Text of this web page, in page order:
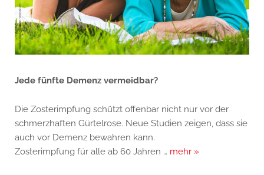
Jede fünfte Demenz vermeidbar?
Die Zosterimpfung schützt offenbar nicht nur vor der
schmerzhaften Gürtelrose. Neue Studien zeigen, dass sie
auch vor Demenz bewahren kann.
Zosterimpfung für alle ab 60 Jahren … mehr »